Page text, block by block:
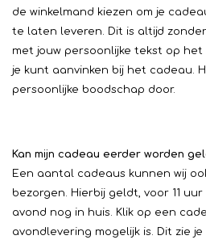
de winkelmand kiezen om je
te laten leveren. Dit is altijd
met jouw persoonlijke tekst op
je kunt aanvinken bij het cadeau.
persoonlijke boodschap door.
Kan mijn cadeau eerder worden
Een aantal cadeaus kunnen wij
bezorgen. Hierbij geldt, voor 11
avond nog in huis. Klik op een
avondlevering mogelijk is. Dit zie